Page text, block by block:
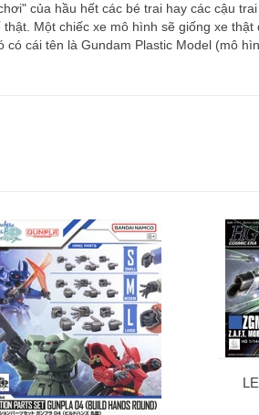
của hầu hết các bé trai hay các cậu
Một chiếc xe mô hình sẽ giống xe thật
cái tên là Gundam Plastic Model (mô